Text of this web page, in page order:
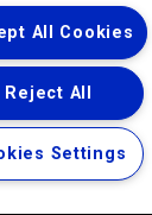
Reservados.
All Cookies
Reject All
Settings